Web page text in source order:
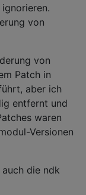
von
von
Patch in
aber ich
entfernt und
waren
Versionen
die ndk